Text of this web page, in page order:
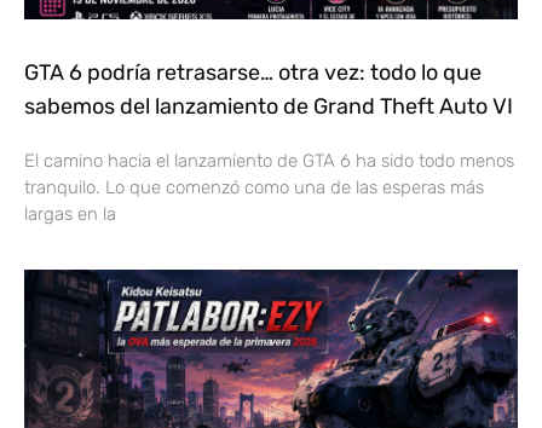
GTA 6 podría retrasarse… otra vez: todo lo que
sabemos del lanzamiento de Grand Theft Auto VI
El camino hacia el lanzamiento de GTA 6 ha sido todo menos
tranquilo. Lo que comenzó como una de las esperas más
largas en la